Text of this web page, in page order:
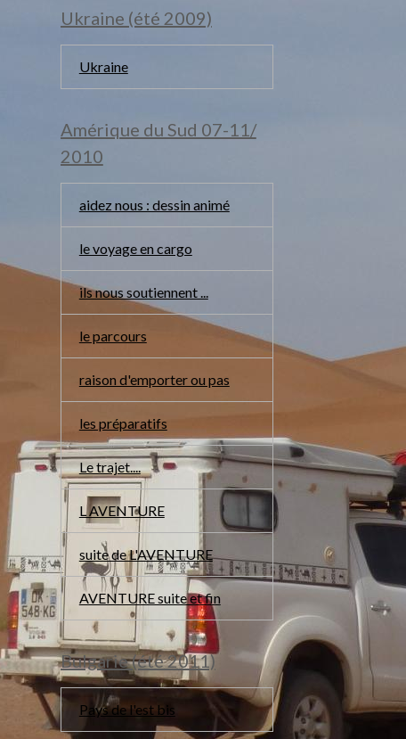
Ukraine (été 2009)
Ukraine
Amérique du Sud 07-11/
2010
aidez nous : dessin animé
le voyage en cargo
ils nous soutiennent ...
le parcours
raison d'emporter ou pas
les préparatifs
Le trajet....
L AVENTURE
suite de L'AVENTURE
AVENTURE suite et fin
Bulgarie (été 2011)
Pays de l'est bis